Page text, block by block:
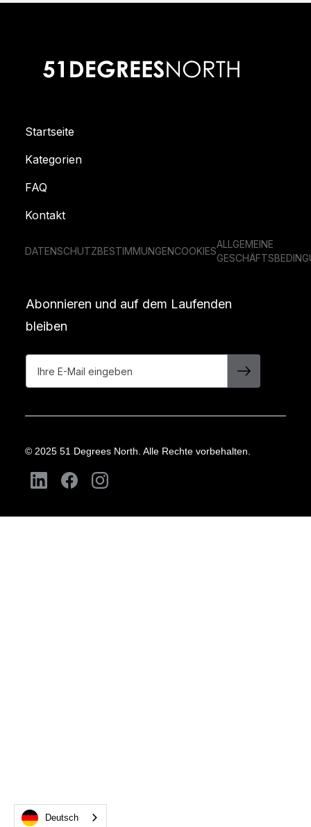
Startseite
Kategorien
FAQ
Kontakt
DATENSCHUTZBESTIMMUNGENCOOKIES
ALLGEMEINE
Abonnieren und auf dem Laufenden
bleiben
© 2025 51 Degrees North. Alle Rechte vorbehalten.
Deutsch